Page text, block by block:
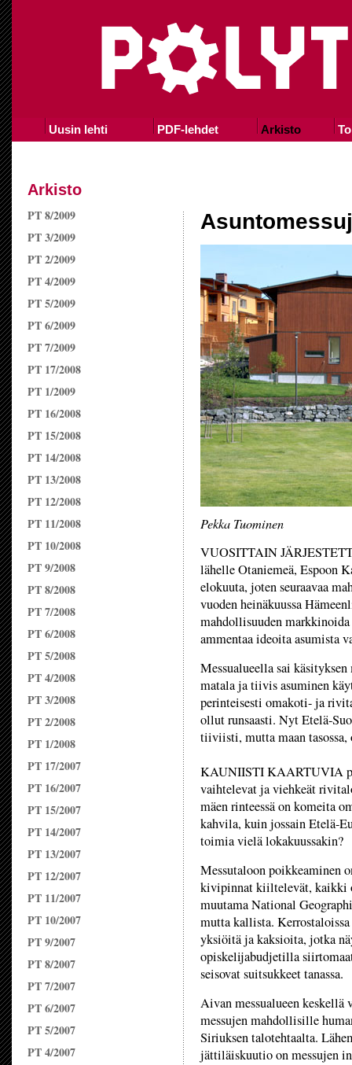
Uusin lehti PDF-lehdet Arkisto
Arkisto
PT 8/2009
PT 3/2009
PT 2/2009
PT 4/2009
PT 5/2009
PT 6/2009
PT 7/2009
PT 17/2008
PT 1/2009
PT 16/2008
PT 15/2008
PT 14/2008
PT 13/2008
PT 12/2008
PT 11/2008
PT 10/2008
PT 9/2008
PT 8/2008
PT 7/2008
PT 6/2008
PT 5/2008
PT 4/2008
PT 3/2008
PT 2/2008
PT 1/2008
PT 17/2007
PT 16/2007
PT 15/2007
PT 14/2007
PT 13/2007
PT 12/2007
PT 11/2007
PT 10/2007
PT 9/2007
PT 8/2007
PT 7/2007
PT 6/2007
PT 5/2007
PT 4/2007
Pekka Tuominen
VUOSITTAIN
lähelle Otaniemeä, Espoon
elokuuta, joten seuraavaa
vuoden heinäkuussa
mahdollisuuden
ammentaa ideoita asumista
Messualueella sai
matala ja tiivis asuminen
perinteisesti omakoti- ja
ollut runsaasti. Nyt Etelä-
tiiviisti, mutta maan tasossa,
KAUNIISTI KAARTUVIA
vaihtelevat ja viehkeät
mäen rinteessä on komeita
kahvila, kuin jossain Etelä-
toimia vielä lokakuussakin?
Messutaloon poikkeaminen
kivipinnat kiiltelevät, kaikki
muutama National
mutta kallista.
yksiöitä ja kaksioita, jotka
opiskelijabudjetilla
seisovat suitsukkeet tanassa.
Aivan messualueen keskellä
messujen mahdollisille
Siriuksen talotehtaalta.
jättiläiskuutio on messujen